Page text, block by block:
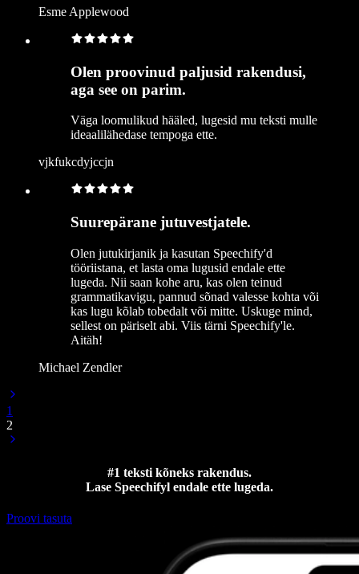
Esme Applewood
Olen proovinud paljusid rakendusi,
aga see on parim.
Väga loomulikud hääled, lugesid mu teksti mulle
ideaalilähedase tempoga ette.
vjkfukcdyjccjn
Suurepärane jutuvestjatele.
Olen jutukirjanik ja kasutan Speechify'd
tööriistana, et lasta oma lugusid endale ette
lugeda. Nii saan kohe aru, kas olen teinud
grammatikavigu, pannud sõnad valesse kohta või
kas lugu kõlab tobedalt või mitte. Uskuge mind,
sellest on päriselt abi. Viis tärni Speechify'le.
Aitäh!
Michael Zendler
1
2
#1 teksti kõneks rakendus.
Lase Speechifyl endale ette lugeda.
Proovi tasuta